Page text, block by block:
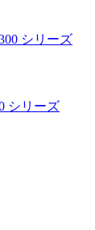
シリーズ